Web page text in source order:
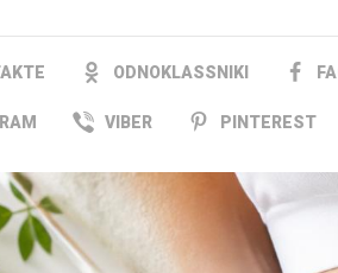
ODNOKLASSNIKI
VIBER PINTEREST